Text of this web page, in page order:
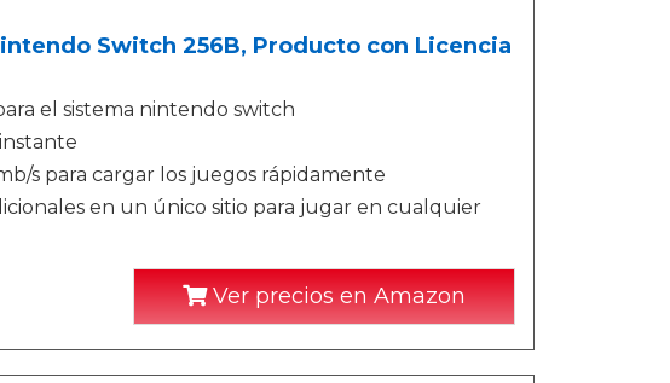
Switch 256B, Producto con Licencia
el sistema nintendo switch
s para cargar los juegos rápidamente
en un único sitio para jugar en cualquier
Ver precios en Amazon